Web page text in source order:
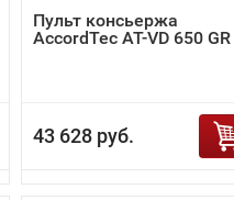
Пульт консьержа
AccordTec AT-VD 650 GR
43 628 руб.